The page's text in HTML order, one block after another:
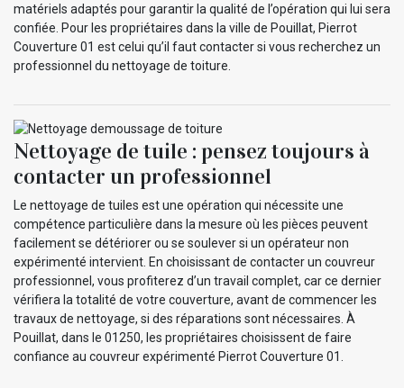
matériels adaptés pour garantir la qualité de l’opération qui lui sera
confiée. Pour les propriétaires dans la ville de Pouillat, Pierrot
Couverture 01 est celui qu’il faut contacter si vous recherchez un
professionnel du nettoyage de toiture.
Nettoyage de tuile : pensez toujours à
contacter un professionnel
Le nettoyage de tuiles est une opération qui nécessite une
compétence particulière dans la mesure où les pièces peuvent
facilement se détériorer ou se soulever si un opérateur non
expérimenté intervient. En choisissant de contacter un couvreur
professionnel, vous profiterez d’un travail complet, car ce dernier
vérifiera la totalité de votre couverture, avant de commencer les
travaux de nettoyage, si des réparations sont nécessaires. À
Pouillat, dans le 01250, les propriétaires choisissent de faire
confiance au couvreur expérimenté Pierrot Couverture 01.